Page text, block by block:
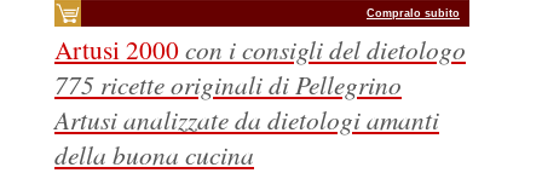
Compralo subito
Artusi 2000con i consigli del dietologo
775 ricette originali di Pellegrino
Artusi analizzate da dietologi amanti
della buona cucina